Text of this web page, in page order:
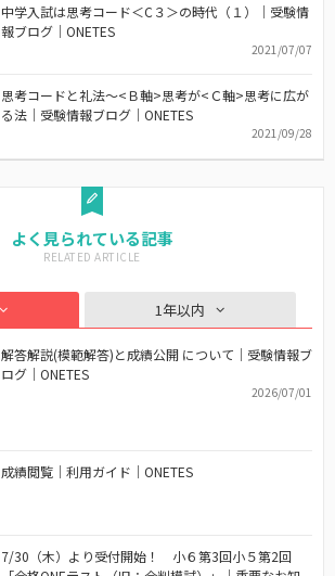
中学入試は思考コード＜C３＞の時代（１）｜受験情
報ブログ｜ONETES
2021/07/07
思考コードと礼法～<Ｂ軸>思考が<Ｃ軸>思考に広が
る法｜受験情報ブログ｜ONETES
2021/09/28
よく見られている記事
1年以内
解答解説(模範解答)と成績公開 について｜受験情報ブ
ログ｜ONETES
2026/07/01
成績閲覧｜利用ガイド｜ONETES
7/30（木）より受付開始！ 小６第3回小５第2回